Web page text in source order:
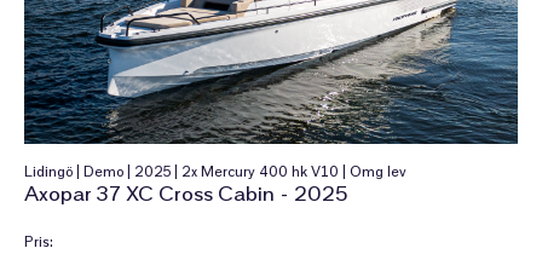
Lidingö | Demo | 2025 | 2x Mercury 400 hk V10 | Omg lev
Axopar 37 XC Cross Cabin - 2025
Pris: